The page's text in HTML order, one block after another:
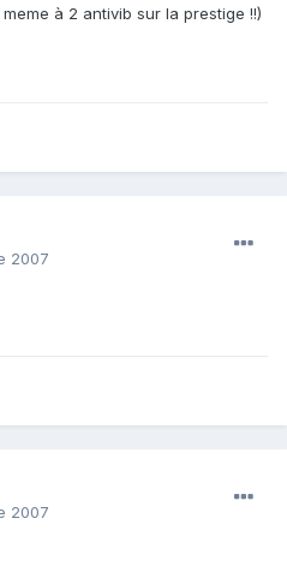
à 2 antivib sur la prestige !!)
2007
2007